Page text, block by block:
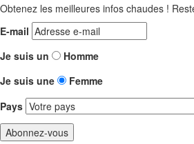
Obtenez les meilleures infos chaudes !
E-mail
Je suis un
Homme
Je suis une
Femme
Pays